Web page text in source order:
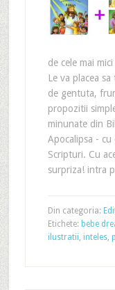
de cele mai
Le va placea
de gentuta,
propozitii
minunate din
Apocalipsa -
Scripturi. Cu
surpriza! intra
Din categoria:
Etichete: bebe
ilustratii, inteles,